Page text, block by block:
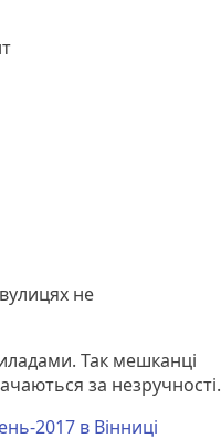
не
Так мешканці
за незручності.
2017 в Вінниці